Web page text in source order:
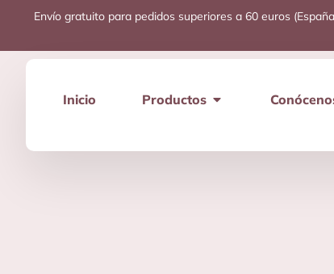
Envío gratuito para pedidos superiores a 60 euros
Inicio Productos